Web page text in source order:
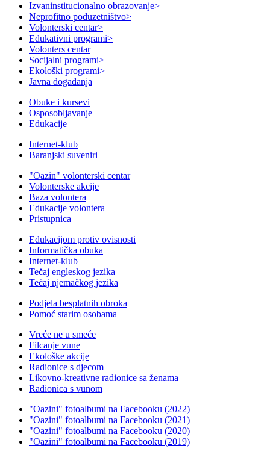
Izvaninstitucionalno obrazovanje>
Neprofitno poduzetništvo>
Volonterski centar>
Edukativni programi>
Volonters centar
Socijalni programi>
Ekološki programi>
Javna događanja
Obuke i kursevi
Osposobljavanje
Edukacije
Internet-klub
Baranjski suveniri
"Oazin" volonterski centar
Volonterske akcije
Baza volontera
Edukacije volontera
Pristupnica
Edukacijom protiv ovisnosti
Informatička obuka
Internet-klub
Tečaj engleskog jezika
Tečaj njemačkog jezika
Podjela besplatnih obroka
Pomoć starim osobama
Vreće ne u smeće
Filcanje vune
Ekološke akcije
Radionice s djecom
Likovno-kreativne radionice sa ženama
Radionica s vunom
"Oazini" fotoalbumi na Facebooku (2022)
"Oazini" fotoalbumi na Facebooku (2021)
"Oazini" fotoalbumi na Facebooku (2020)
"Oazini" fotoalbumi na Facebooku (2019)